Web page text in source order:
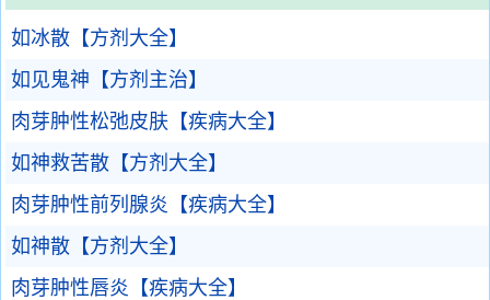
如冰散【方剂大全】
如见鬼神【方剂主治】
肉芽肿性松弛皮肤【疾病大全】
如神救苦散【方剂大全】
肉芽肿性前列腺炎【疾病大全】
如神散【方剂大全】
肉芽肿性唇炎【疾病大全】